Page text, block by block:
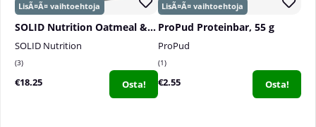
SOLID Nutrition Oatmeal & Protein Mix, 750 g
SOLID Nutrition
3
€18.25 Osta!
ProPud Proteinbar, 55 g
ProPud
1
€2.55 Osta!